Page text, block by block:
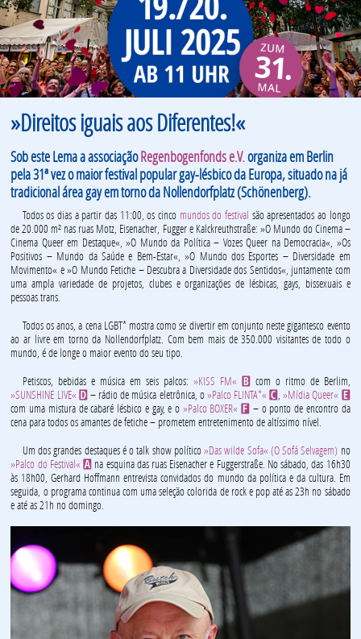
»Direitos iguais aos Diferentes!«
Sob este Lema a associaçãoRegenbogenfonds e.V.organiza em Berlin
pela 31ª vez o maior festival popular gay-lésbico da Europa, situado na já
tradicional área gay em torno da Nollendorfplatz (Schönenberg).
Todos os dias a partir das 11:00, os cinco mundos do festival são apresentados ao longo
de 20.000 m² nas ruas Motz, Eisenacher, Fugger e Kalckreuthstraße: »O Mundo do Cinema –
Cinema Queer em Destaque«, »O Mundo da Política – Vozes Queer na Democracia«, »Os
Positivos – Mundo da Saúde e Bem-Estar«, »O Mundo dos Esportes – Diversidade em
Movimento« e »O Mundo Fetiche – Descubra a Diversidade dos Sentidos«, juntamente com
uma ampla variedade de projetos, clubes e organizações de lésbicas, gays, bissexuais e
pessoas trans.
Todos os anos, a cena LGBT* mostra como se divertir em conjunto neste gigantesco evento
ao ar livre em torno da Nollendorfplatz. Com bem mais de 350.000 visitantes de todo o
mundo, é de longe o maior evento do seu tipo.
Petiscos, bebidas e música em seis palcos: »KISS FM« Bcom o ritmo de Berlim,
»SUNSHINE LIVE« D– rádio de música eletrônica, o»Palco FLINTA*«C,»Mídia Queer« E
com uma mistura de cabaré lésbico e gay, e o »Palco BOXER«F – o ponto de encontro da
cena para todos os amantes de fetiche – prometem entretenimento de altíssimo nível.
Um dos grandes destaques é o talk show político»Das wilde Sofa« (O Sofá Selvagem) no
»Palco do Festival«A na esquina das ruas Eisenacher e Fuggerstraße. No sábado, das 16h30
às 18h00, Gerhard Hoffmann entrevista convidados do mundo da política e da cultura. Em
seguida, o programa continua com uma seleção colorida de rock e pop até as 23h no sábado
e até as 21h no domingo.